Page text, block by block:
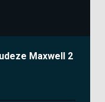
Maxwell 2